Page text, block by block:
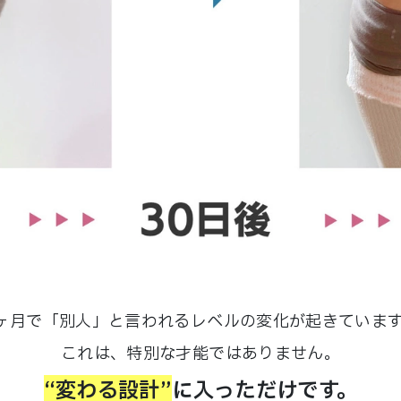
月で「別人」と言われるレベルの変化が起きていま
これは、特別な才能ではありません。
“変わる設計”に入っただけです。